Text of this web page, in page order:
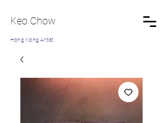
Keo Chow
Hong Kong Artist